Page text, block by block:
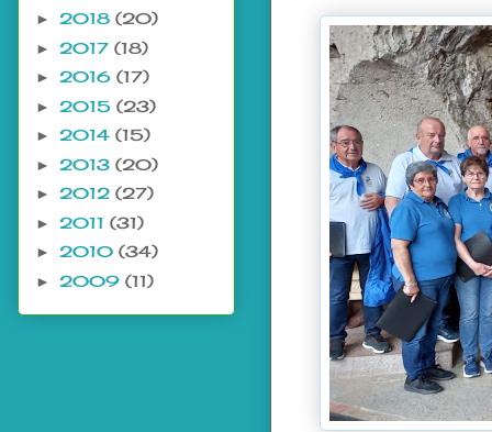
► 2018 (20)
► 2017 (18)
► 2016 (17)
► 2015 (23)
► 2014 (15)
► 2013 (20)
► 2012 (27)
► 2011 (31)
► 2010 (34)
► 2009 (11)